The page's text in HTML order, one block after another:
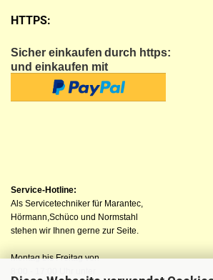
HTTPS:
Sicher einkaufen durch https:
und einkaufen mit
Service-Hotline:
Als Servicetechniker für Marantec,
Hörmann,Schüco und Normstahl
stehen wir Ihnen gerne zur Seite.
Montag bis Freitag von